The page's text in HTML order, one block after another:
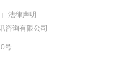
|
法律声明
咨询有限公司
号